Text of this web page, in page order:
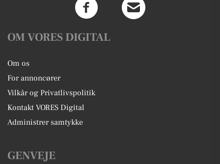
OM VORES DIGITAL
Om os
For annoncører
Vilkår og Privatlivspolitik
Kontakt VORES Digital
Administrer samtykke
GENVEJE